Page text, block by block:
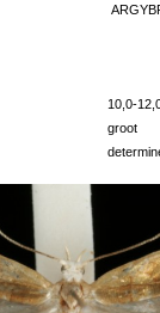
10,0-
groot